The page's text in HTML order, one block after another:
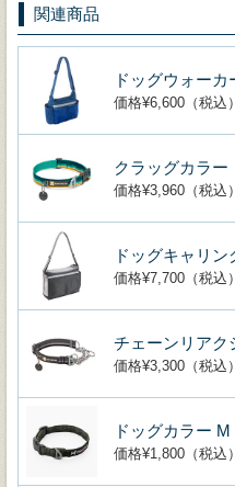
関連商品
ドッグウォー
価格¥6,600（税込）
クラッグカラー
価格¥3,960（税込）
ドッグキャリ
価格¥7,700（税込）
チェーンリアク
価格¥3,300（税込）
ドッグカラー M
価格¥1,800（税込）